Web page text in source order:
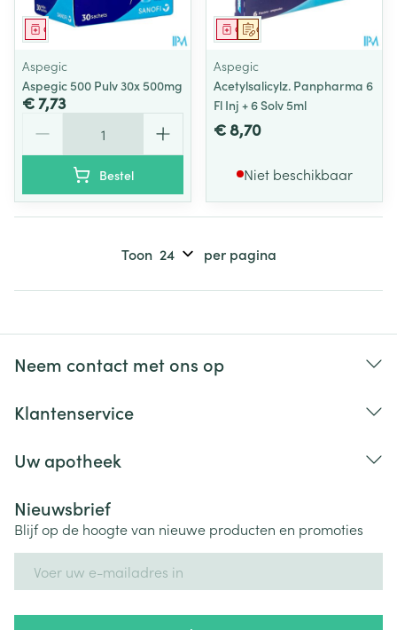
Geneesmiddel
Aspegic
Aspegic 500 Pulv 30x 500mg
€ 7,73
Bestel
Op voorschrift
Geneesmiddel
Aspegic
Acetylsalicylz. Panpharma 6
Fl Inj + 6 Solv 5ml
€ 8,70
Niet beschikbaar
Toon per pagina
Neem contact met ons op
Klantenservice
Uw apotheek
Nieuwsbrief
Blijf op de hoogte van nieuwe producten en promoties